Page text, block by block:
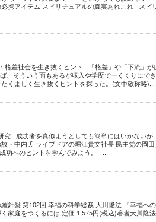
アイテム スピリチュアルの真実あれこれ スピ
格差社会を生き抜くヒント 「格差」や「下流」が
、そういう面もあるが収入や学歴で一くくりにで
くましく生き抜くヒントを探った。(文中敬称略)...
究 成功者を真似ようとしても簡単にはいかないが
・中内氏 ライブドアの堀江貴文社長 民主党の岡
功へのヒントを学んでみよう。 ...
針盤 第102回 幸福の科学総裁 大川隆法 『幸福へ
家庭をつくるには 定価 1,575円(税込)著者大川隆